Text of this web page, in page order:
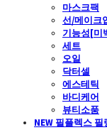
마스크팩
선/메이크
기능성[미
세트
오일
닥터셀
에스테틱
바디케어
뷰티소품
NEW 필플렉스 필